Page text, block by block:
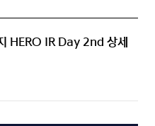
HERO IR Day 2nd 상세